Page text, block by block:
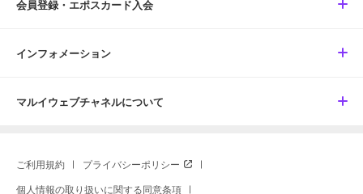
会員登録・エポスカード入会
インフォメーション
マルイウェブチャネルについて
ご利用規約 プライバシーポリシー
個人情報の取り扱いに関する同意条項